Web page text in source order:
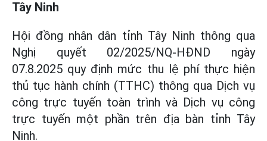
Tây Ninh
Hội đồng nhân dân tỉnh Tây Ninh thông qua
Nghị quyết 02/2025/NQ-HĐND ngày
07.8.2025 quy định mức thu lệ phí thực hiện
thủ tục hành chính (TTHC) thông qua Dịch vụ
công trực tuyến toàn trình và Dịch vụ công
trực tuyến một phần trên địa bàn tỉnh Tây
Ninh.